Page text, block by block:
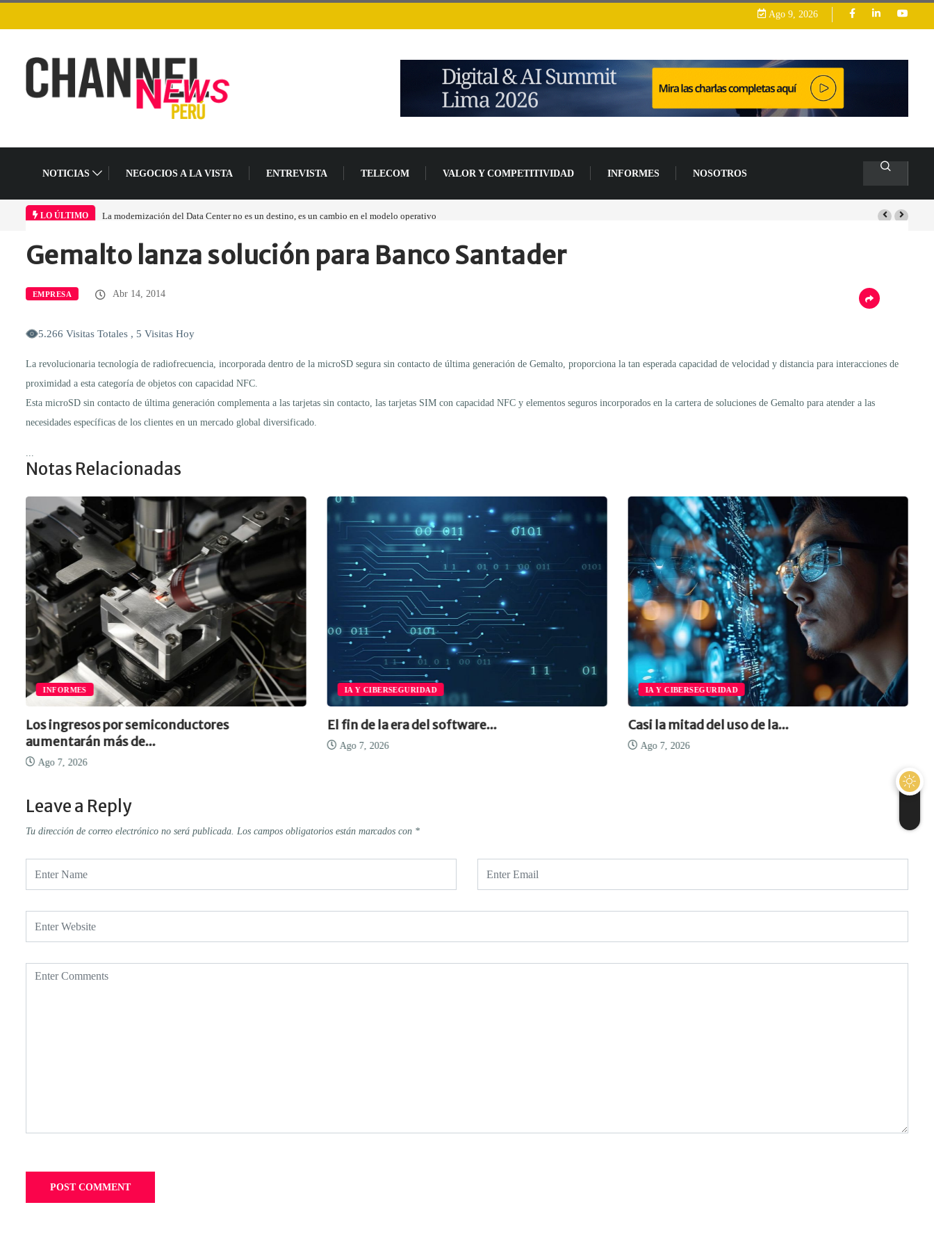
Ago 9, 2026
NOTICIAS NEGOCIOS A LA VISTA ENTREVISTA TELECOM VALOR Y COMPETITIVIDAD INFORMES NOSOTROS
LO ÚLTIMO La modernización del Data Center no es un destino, es un cambio en el modelo operativo
Home Empresa Gemalto lanza solución…
Gemalto lanza solución para Banco Santader
EMPRESA Abr 14, 2014
5.266 Visitas Totales , 5 Visitas Hoy
La revolucionaria tecnología de radiofrecuencia, incorporada dentro de la microSD segura sin contacto de última generación de Gemalto, proporciona la tan esperada capacidad de velocidad y distancia para interacciones de
proximidad a esta categoría de objetos con capacidad NFC.
Esta microSD sin contacto de última generación complementa a las tarjetas sin contacto, las tarjetas SIM con capacidad NFC y elementos seguros incorporados en la cartera de soluciones de Gemalto para atender a las
necesidades específicas de los clientes en un mercado global diversificado.
Notas Relacionadas
INFORMES
Los ingresos por semiconductores
aumentarán más de...
Ago 7, 2026
IA Y CIBERSEGURIDAD
El fin de la era del software...
Ago 7, 2026
IA Y CIBERSEGURIDAD
Casi la mitad del uso de la...
Ago 7, 2026
Leave a Reply
Tu dirección de correo electrónico no será publicada. Los campos obligatorios están marcados con *